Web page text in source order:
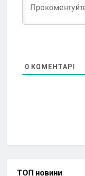
0 КОМЕНТАРІ
ТОП новини